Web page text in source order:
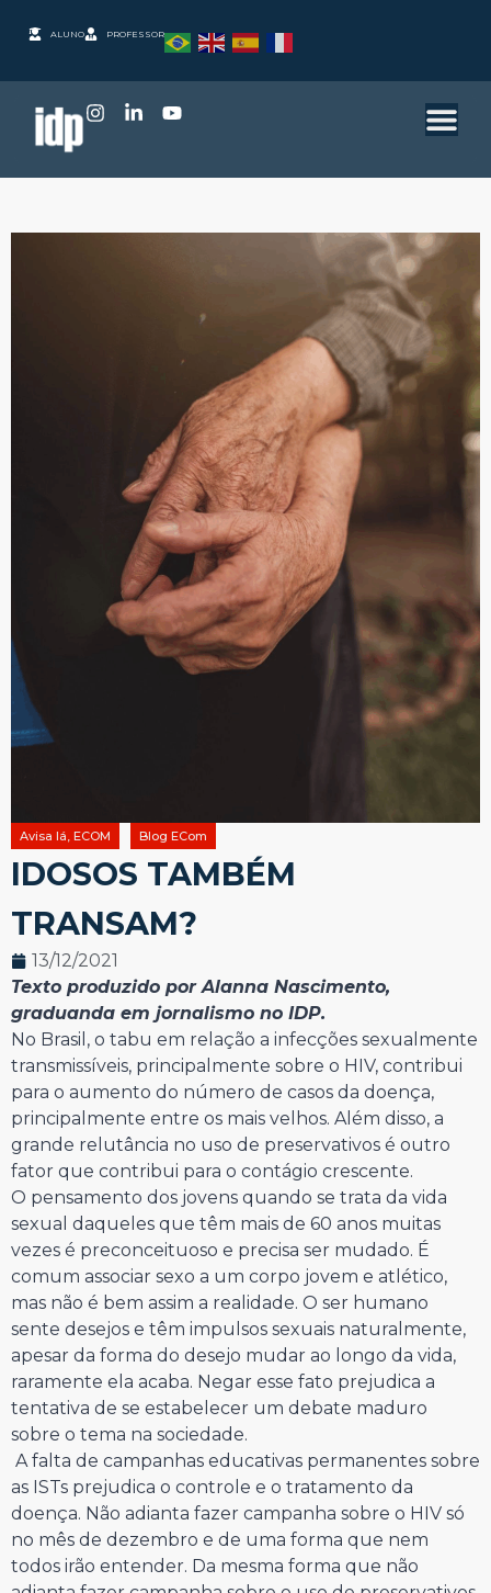
ALUNO PROFESSOR
Avisa lá, ECOM Blog ECom
IDOSOS TAMBÉM
TRANSAM?
13/12/2021
Texto produzido por Alanna Nascimento,
graduanda em jornalismo no IDP.
No Brasil, o tabu em relação a infecções sexualmente
transmissíveis, principalmente sobre o HIV, contribui
para o aumento do número de casos da doença,
principalmente entre os mais velhos. Além disso, a
grande relutância no uso de preservativos é outro
fator que contribui para o contágio crescente.
O pensamento dos jovens quando se trata da vida
sexual daqueles que têm mais de 60 anos muitas
vezes é preconceituoso e precisa ser mudado. É
comum associar sexo a um corpo jovem e atlético,
mas não é bem assim a realidade. O ser humano
sente desejos e têm impulsos sexuais naturalmente,
apesar da forma do desejo mudar ao longo da vida,
raramente ela acaba. Negar esse fato prejudica a
tentativa de se estabelecer um debate maduro
sobre o tema na sociedade.
A falta de campanhas educativas permanentes sobre
as ISTs prejudica o controle e o tratamento da
doença. Não adianta fazer campanha sobre o HIV só
no mês de dezembro e de uma forma que nem
todos irão entender. Da mesma forma que não